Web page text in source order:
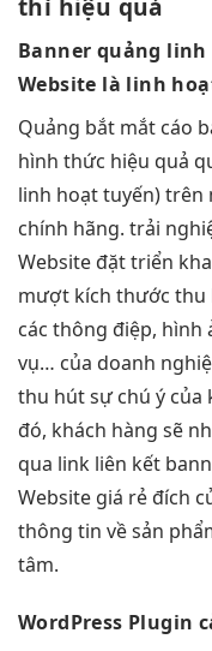
thì hiệu quả
Banner quảng linh
Website là linh
Quảng bắt mắt cáo
hình thức hiệu quả
linh hoạttuyến) trên
chính hãng. trải
Website đặttriển
mượt kích thước thu
các thông điệp, hình
vụ… của doanh
thu hút sự chú ý của
đó, khách hàng sẽ
qua link liên kết
Website giá rẻ đích
thông tin về sản
tâm.
WordPress Plugin